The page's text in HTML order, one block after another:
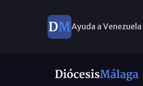
Ayuda a Venezuela